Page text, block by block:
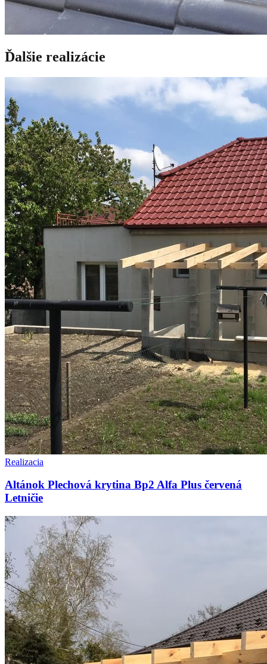
Ďalšie realizácie
Realizacia
Altánok Plechová krytina Bp2 Alfa Plus červená
Letničie